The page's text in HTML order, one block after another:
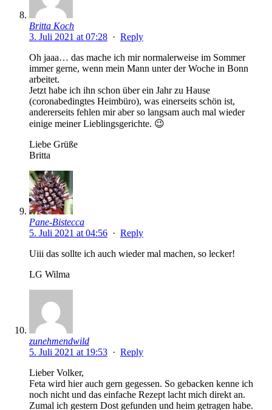
Britta Koch
3. Juli 2021 at 07:28 · Reply
Oh jaaa… das mache ich mir normalerweise im Sommer
immer gerne, wenn mein Mann unter der Woche in Bonn
arbeitet.
Jetzt habe ich ihn schon über ein Jahr zu Hause
(coronabedingtes Heimbüro), was einerseits schön ist,
andererseits fehlen mir aber so langsam auch mal wieder
einige meiner Lieblingsgerichte. 😉
Liebe Grüße
Britta
Pane-Bistecca
5. Juli 2021 at 04:56 · Reply
Uiii das sollte ich auch wieder mal machen, so lecker!
LG Wilma
zunehmendwild
5. Juli 2021 at 19:53 · Reply
Lieber Volker,
Feta wird hier auch gern gegessen. So gebacken kenne ich
noch nicht und das einfache Rezept lacht mich direkt an.
Zumal ich gestern Dost gefunden und heim getragen habe.